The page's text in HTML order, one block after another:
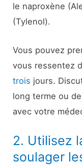
le naproxène
(Tylenol).
Vous pouvez
vous ressentez
trois jours.
long terme ou
avec votre
2. Utilisez
soulager